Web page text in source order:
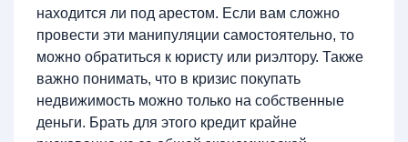
находится ли под арестом. Если вам сложно
провести эти манипуляции самостоятельно, то
можно обратиться к юристу или риэлтору. Также
важно понимать, что в кризис покупать
недвижимость можно только на собственные
деньги. Брать для этого кредит крайне